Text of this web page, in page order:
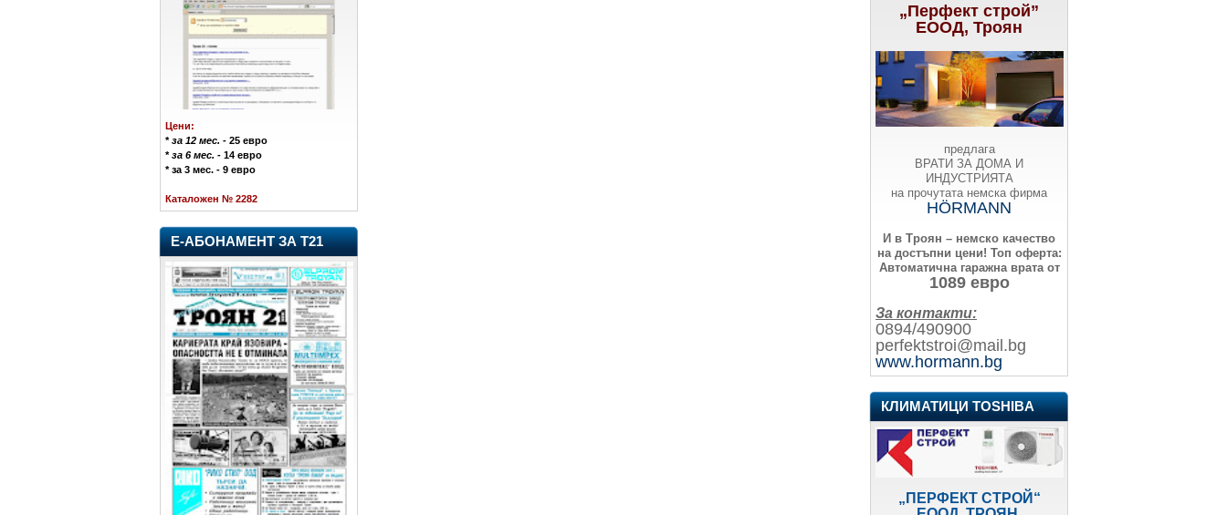
Цени:
*за 12 мес. - 25 евро
*за 6 мес. - 14 евро
* за 3 мес. - 9 евро
Каталожен № 2282
Е-АБОНАМЕНТ ЗА Т21
„Перфект строй”
ЕООД, Троян
предлага
ВРАТИ ЗА ДОМА И
ИНДУСТРИЯТА
на прочутата немска фирма
HÖRMANN
И в Троян – немско качество
на достъпни цени! Топ оферта:
Автоматична гаражна врата от
1089 евро
За контакти:
0894/490900
perfektstroi@mail.bg
www.hormann.bg
КЛИМАТИЦИ TOSHIBA
„ПЕРФЕКТ СТРОЙ“